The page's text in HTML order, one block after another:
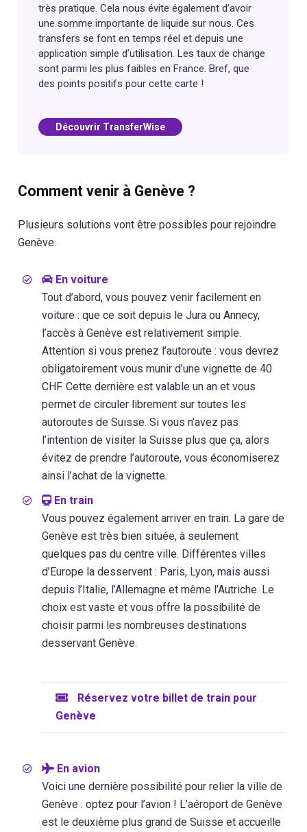
très pratique. Cela nous évite également d’avoir
une somme importante de liquide sur nous. Ces
transfers se font en temps réel et depuis une
application simple d’utilisation. Les taux de change
sont parmi les plus faibles en France. Bref, que
des points positifs pour cette carte !
Découvrir TransferWise
Comment venir à Genève ?
Plusieurs solutions vont être possibles pour rejoindre
Genève.
En voiture
Tout d’abord, vous pouvez venir facilement en
voiture : que ce soit depuis le Jura ou Annecy,
l’accès à Genève est relativement simple.
Attention si vous prenez l’autoroute : vous devrez
obligatoirement vous munir d’une vignette de 40
CHF. Cette dernière est valable un an et vous
permet de circuler librement sur toutes les
autoroutes de Suisse. Si vous n’avez pas
l’intention de visiter la Suisse plus que ça, alors
évitez de prendre l’autoroute, vous économiserez
ainsi l’achat de la vignette.
En train
Vous pouvez également arriver en train. La gare de
Genève est très bien située, à seulement
quelques pas du centre ville. Différentes villes
d’Europe la desservent : Paris, Lyon, mais aussi
depuis l’Italie, l’Allemagne et même l’Autriche. Le
choix est vaste et vous offre la possibilité de
choisir parmi les nombreuses destinations
desservant Genève.
Réservez votre billet de train pour
Genève
En avion
Voici une dernière possibilité pour relier la ville de
Genève : optez pour l’avion ! L’aéroport de Genève
est le deuxième plus grand de Suisse et accueille